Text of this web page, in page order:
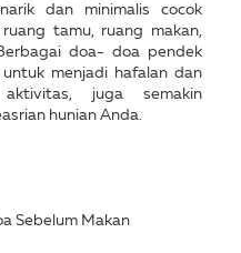
dan minimalis cocok
tamu, ruang makan,
doa- doa pendek
menjadi hafalan dan
juga semakin
hunian Anda.
Sebelum Makan